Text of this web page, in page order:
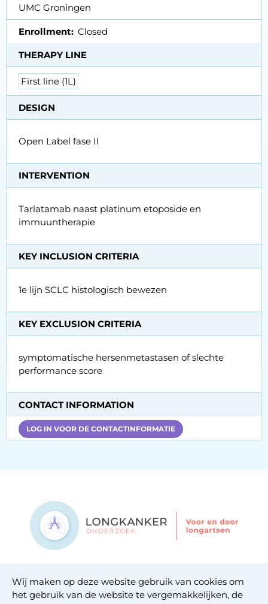
UMC Groningen
Enrollment Closed
THERAPY LINE
First line (1L)
DESIGN
Open Label fase II
INTERVENTION
Tarlatamab naast platinum etoposide en
immuuntherapie
KEY INCLUSION CRITERIA
1e lijn SCLC histologisch bewezen
KEY EXCLUSION CRITERIA
symptomatische hersenmetastasen of slechte
performance score
CONTACT INFORMATION
LOG IN VOOR DE CONTACTINFORMATIE
Privacy statement
Cookie statement
Wij maken op deze website gebruik van cookies om
het gebruik van de website te vergemakkelijken, de